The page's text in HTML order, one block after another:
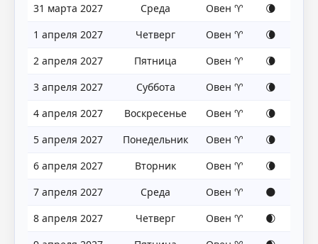
31 марта 2027
Среда Овен ♈
🌘
1 апреля 2027
Четверг Овен ♈
🌘
2 апреля 2027
Пятница Овен ♈
🌘
3 апреля 2027
Суббота Овен ♈
🌘
4 апреля 2027
Воскресенье Овен ♈
🌘
5 апреля 2027
Понедельник Овен ♈
🌘
6 апреля 2027
Вторник Овен ♈
🌘
7 апреля 2027
Среда Овен ♈
🌑
8 апреля 2027
Четверг Овен ♈
🌒